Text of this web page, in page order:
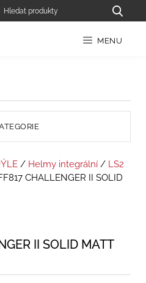
MENU
/ Helmy integrální / LS2
CHALLENGER II SOLID
II SOLID MATT